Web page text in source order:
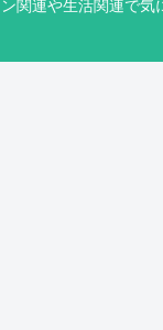
関連や生活関連で気